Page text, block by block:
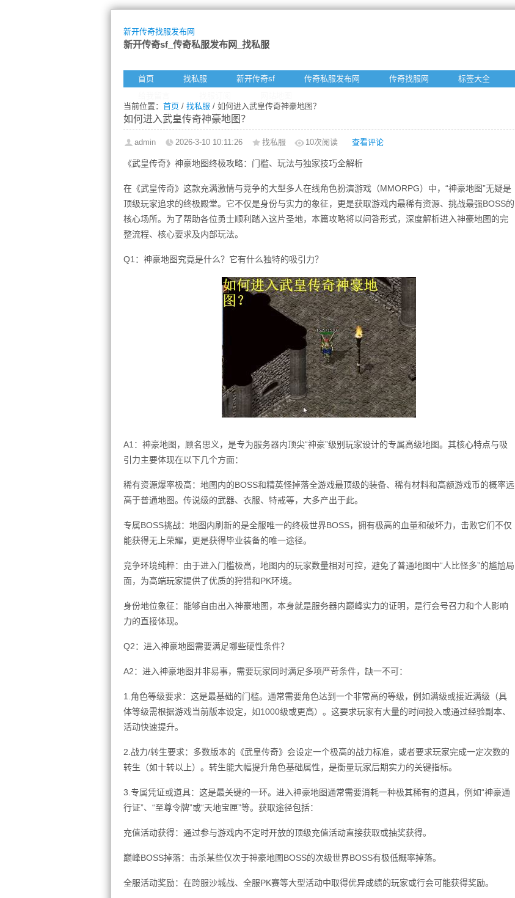
新开传奇找服发布网
新开传奇sf_传奇私服发布网_找私服
首页 找私服 新开传奇sf 传奇私服发布网 传奇找服网
标签大全
当前位置： 首页 / 找私服 / 如何进入武皇传奇神豪地图？
如何进入武皇传奇神豪地图？
admin 2026-3-10 10:11:26 找私服 10次阅读 查看评论
《武皇传奇》神豪地图终极攻略：门槛、玩法与独家技巧全解析
在《武皇传奇》这款充满激情与竞争的大型多人在线角色扮演游戏（MMORPG）中，“神豪地图”无疑是
顶级玩家追求的终极殿堂。它不仅是身份与实力的象征，更是获取游戏内最稀有资源、挑战最强BOSS的
核心场所。为了帮助各位勇士顺利踏入这片圣地，本篇攻略将以问答形式，深度解析进入神豪地图的完
整流程、核心要求及内部玩法。
Q1：神豪地图究竟是什么？它有什么独特的吸引力？
A1：神豪地图，顾名思义，是专为服务器内顶尖“神豪”级别玩家设计的专属高级地图。其核心特点与吸
引力主要体现在以下几个方面：
稀有资源爆率极高：地图内的BOSS和精英怪掉落全游戏最顶级的装备、稀有材料和高额游戏币的概率远
高于普通地图。传说级的武器、衣服、特戒等，大多产出于此。
专属BOSS挑战：地图内刷新的是全服唯一的终极世界BOSS，拥有极高的血量和破坏力，击败它们不仅
能获得无上荣耀，更是获得毕业装备的唯一途径。
竞争环境纯粹：由于进入门槛极高，地图内的玩家数量相对可控，避免了普通地图中“人比怪多”的尴尬局
面，为高端玩家提供了优质的狩猎和PK环境。
身份地位象征：能够自由出入神豪地图，本身就是服务器内巅峰实力的证明，是行会号召力和个人影响
力的直接体现。
Q2：进入神豪地图需要满足哪些硬性条件？
A2：进入神豪地图并非易事，需要玩家同时满足多项严苛条件，缺一不可：
1.角色等级要求：这是最基础的门槛。通常需要角色达到一个非常高的等级，例如满级或接近满级（具
体等级需根据游戏当前版本设定，如1000级或更高）。这要求玩家有大量的时间投入或通过经验副本、
活动快速提升。
2.战力/转生要求：多数版本的《武皇传奇》会设定一个极高的战力标准，或者要求玩家完成一定次数的
转生（如十转以上）。转生能大幅提升角色基础属性，是衡量玩家后期实力的关键指标。
3.专属凭证或道具：这是最关键的一环。进入神豪地图通常需要消耗一种极其稀有的道具，例如“神豪通
行证”、“至尊令牌”或“天地宝匣”等。获取途径包括：
充值活动获得：通过参与游戏内不定时开放的顶级充值活动直接获取或抽奖获得。
巅峰BOSS掉落：击杀某些仅次于神豪地图BOSS的次级世界BOSS有极低概率掉落。
全服活动奖励：在跨服沙城战、全服PK赛等大型活动中取得优异成绩的玩家或行会可能获得奖励。